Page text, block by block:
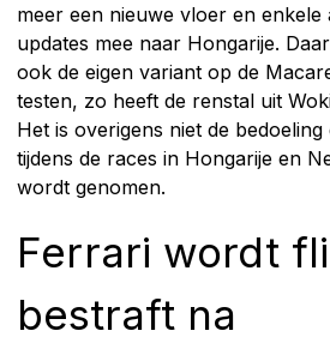
meer een nieuwe vloer en enkele
updates mee naar Hongarije.
ook de eigen variant op de
testen, zo heeft de renstal uit
Het is overigens niet de
tijdens de races in Hongarije en
wordt genomen.
Ferrari wordt
bestraft na